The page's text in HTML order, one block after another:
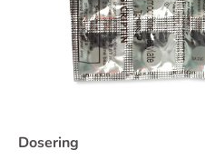
Dosering